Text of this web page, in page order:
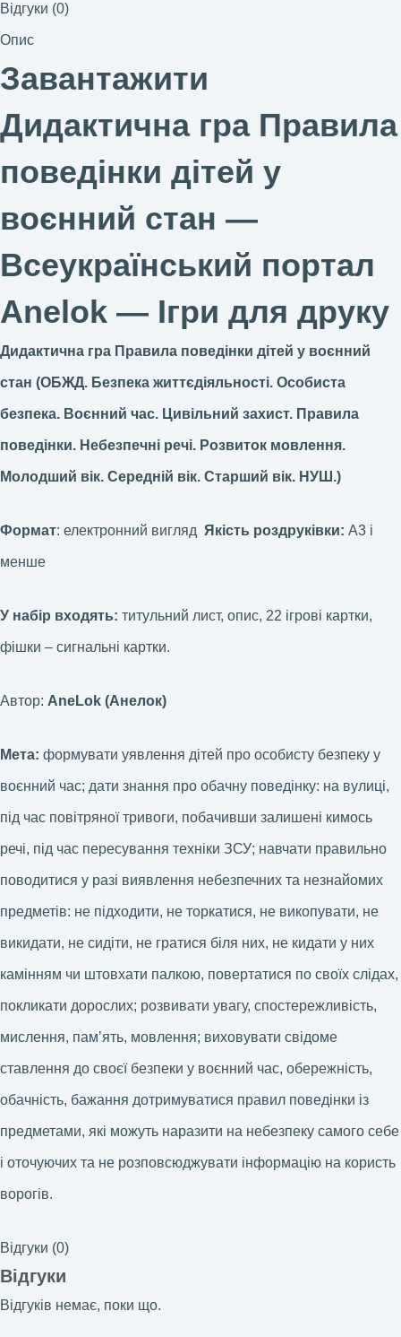
Відгуки (0)
Опис
Завантажити
Дидактична гра Правила
поведінки дітей у
воєнний стан —
Всеукраїнський портал
Anelok — Ігри для друку
Дидактична гра Правила поведінки дітей у воєнний
стан (ОБЖД. Безпека життєдіяльності. Особиста
безпека. Воєнний час. Цивільний захист. Правила
поведінки. Небезпечні речі. Розвиток мовлення.
Молодший вік. Середній вік. Старший вік. НУШ.)
Формат: електронний вигляд Якість роздруківки: А3 і
менше
У набір входять: титульний лист, опис, 22 ігрові картки,
фішки – сигнальні картки.
Автор: AneLok (Анелок)
Мета: формувати уявлення дітей про особисту безпеку у
воєнний час; дати знання про обачну поведінку: на вулиці,
під час повітряної тривоги, побачивши залишені кимось
речі, під час пересування техніки ЗСУ; навчати правильно
поводитися у разі виявлення небезпечних та незнайомих
предметів: не підходити, не торкатися, не викопувати, не
викидати, не сидіти, не гратися біля них, не кидати у них
камінням чи штовхати палкою, повертатися по своїх слідах,
покликати дорослих; розвивати увагу, спостережливість,
мислення, памʼять, мовлення; виховувати свідоме
ставлення до своєї безпеки у воєнний час, обережність,
обачність, бажання дотримуватися правил поведінки із
предметами, які можуть наразити на небезпеку самого себе
і оточуючих та не розповсюджувати інформацію на користь
ворогів.
Відгуки (0)
Відгуки
Відгуків немає, поки що.